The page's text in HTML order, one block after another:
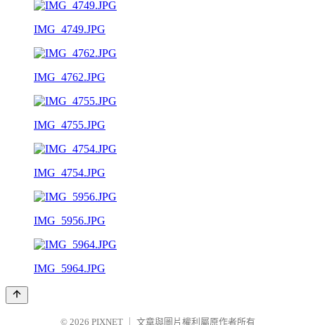
IMG_4749.JPG
IMG_4762.JPG
IMG_4755.JPG
IMG_4754.JPG
IMG_5956.JPG
IMG_5964.JPG
© 2026 PIXNET 文章與圖片權利屬原作者所有